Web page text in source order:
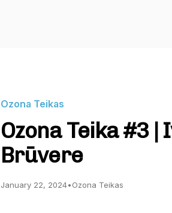
Ozona Teikas
Ozona Teika #3 |
Brūvere
January 22, 2024•Ozona Teikas